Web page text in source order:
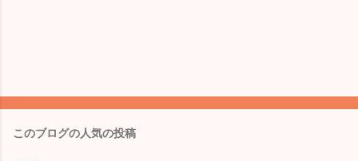
このブログの人気の投稿